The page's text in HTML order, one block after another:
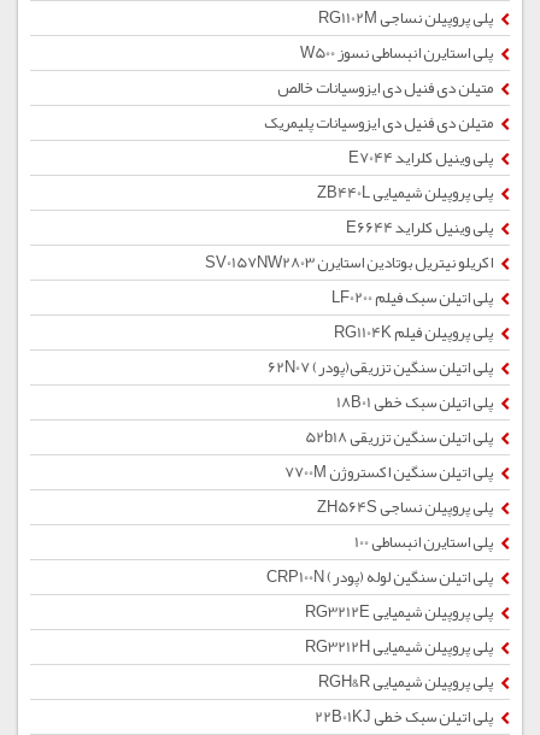
پلی پروپیلن نساجی RG1102M
پلی استایرن انبساطی نسوز W500
متیلن دی فنیل دی ایزوسیانات خالص
متیلن دی فنیل دی ایزوسیانات پلیمریک
پلی وینیل کلراید E7044
پلی پروپیلن شیمیایی ZB440L
پلی وینیل کلراید E6644
اکریلو نیتریل بوتادین استایرن SV0157NW2803
پلی اتیلن سبک فیلم LF0200
پلی پروپیلن فیلم RG1104K
پلی اتیلن سنگین تزریقی(پودر) 62N07
پلی اتیلن سبک خطی 18B01
پلی اتیلن سنگین تزریقی 52b18
پلی اتیلن سنگین اکستروژن 7700M
پلی پروپیلن نساجی ZH564S
پلی استایرن انبساطی 100
پلی اتیلن سنگین لوله (پودر) CRP100N
پلی پروپیلن شیمیایی RG3212E
پلی پروپیلن شیمیایی RG3212H
پلی پروپیلن شیمیایی RGH&R
پلی اتیلن سبک خطی 22B01KJ